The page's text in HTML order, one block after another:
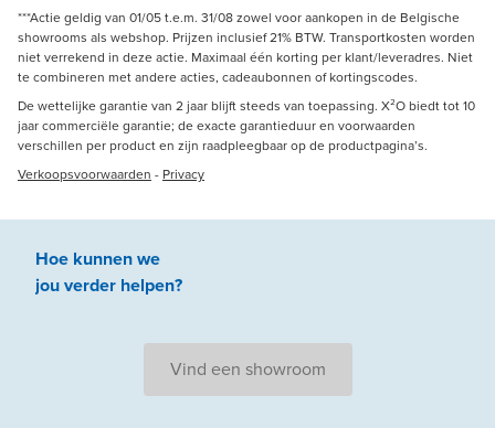
***Actie geldig van 01/05 t.e.m. 31/08 zowel voor aankopen in de Belgische
showrooms als webshop. Prijzen inclusief 21% BTW. Transportkosten worden
niet verrekend in deze actie. Maximaal één korting per klant/leveradres. Niet
te combineren met andere acties, cadeaubonnen of kortingscodes.
De wettelijke garantie van 2 jaar blijft steeds van toepassing. X²O biedt tot 10
jaar commerciële garantie; de exacte garantieduur en voorwaarden
verschillen per product en zijn raadpleegbaar op de productpagina’s.
Verkoopsvoorwaarden - Privacy
Hoe kunnen we
jouverder helpen?
Vind een showroom